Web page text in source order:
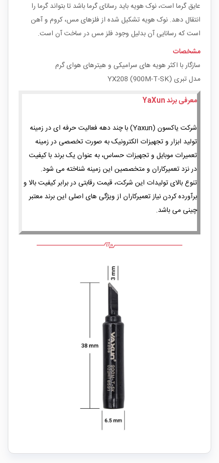
عایق گرما است، نوک هویه باید رسانای گرما باشد تا بتواند گرما را
انتقال دهد. نوک هویه تشکیل شده از فلزهای مس، کروم و آهن
است که رسانایی آن بدلیل وجود فلز مس در ساخت آن است.
مشخصات
سازگار با اکثر هویه های سرامیکی و هیترهای هوای گرم
مدل تبری YX208 (900M-T-SK)
معرفی برند YaXun
شرکت یاکسون (Yaxun) با چند دهه فعالیت حرفه ای در زمینه
تولید ابزار و تجهیزات الکترونیک به صورت تخصصی در زمینه
تعمیرات موبایل و تجهیزات حساس، به عنوان یک برند با کیفیت
در نزد تعمیرکاران و متخصصین این زمینه شناخته می شود.
تنوع بالای تولیدات این شرکت، قیمت رقابتی در برابر کیفیت بالا و
برآورده کردن نیاز تعمیرکاران از ویژگی های اصلی این برند معتبر
چینی می باشد.